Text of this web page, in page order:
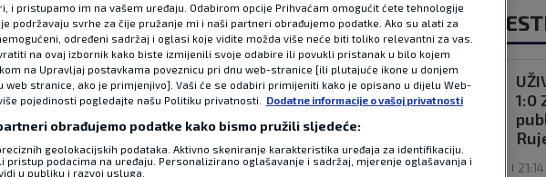
popis igrača koje
prvenstvo
14:30 0 komentara
NAJNOVIJE
UŽIVO
1:0
CONFERENCE LEAGUE 21:14
i pristupamo im na vašem uređaju. Odabirom opcije Prihvaćam omogućit ćete tehnologije
podržavaju svrhe za čije pružanje mi i naši partneri obrađujemo podatke. Ako su alati za
određeni sadržaj i oglasi koje vidite možda više neće biti toliko relevantni za vas.
na ovaj izbornik kako biste izmijenili svoje odabire ili povukli pristanak u bilo kojem
na Upravljaj postavkama poveznicu pri dnu web-stranice [ili plutajuće ikone u donjem
web stranice, ako je primjenjivo]. Vaši će se odabiri primijeniti kako je opisano u dijelu Web-
pojedinosti pogledajte našu Politiku privatnosti.
Dodatne informacije o vašoj privatnosti
obrađujemo podatke kako bismo pružili sljedeće:
geolokacijskih podataka. Aktivno skeniranje karakteristika uređaja za identifikaciju.
pristup podacima na uređaju. Personalizirano oglašavanje i sadržaj, mjerenje oglašavanja i
u publiku i razvoj usluga.